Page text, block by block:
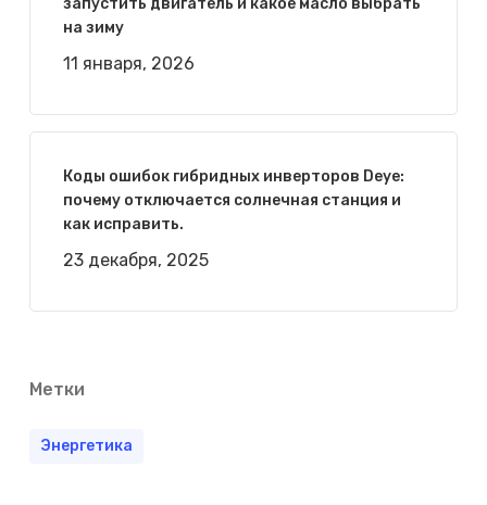
запустить двигатель и какое масло выбрать
на зиму
11 января, 2026
Коды ошибок гибридных инверторов Deye:
почему отключается солнечная станция и
как исправить.
23 декабря, 2025
Метки
Энергетика